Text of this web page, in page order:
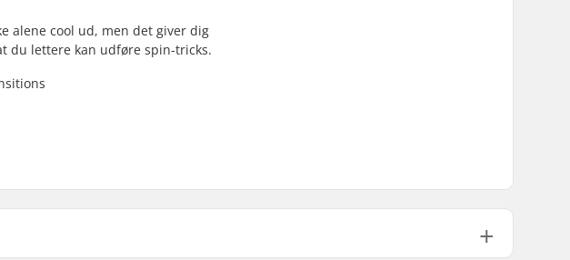
alene cool ud, men det giver dig
du lettere kan udføre spin-tricks.